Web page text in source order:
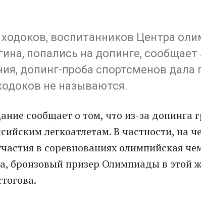
воспитанников Центра
попались на допинге,
допинг-проба спортсменов дала
не называются.
сообщает о том, что из-за допинга
легкоатлетам. В частности, на
в соревнованиях олимпийская
бронзовый призер Олимпиады в этой